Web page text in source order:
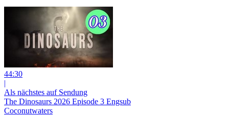
44:30
|
Als nächstes auf Sendung
The Dinosaurs 2026 Episode 3 Engsub
Coconutwaters